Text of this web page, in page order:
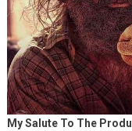
My Salute To The